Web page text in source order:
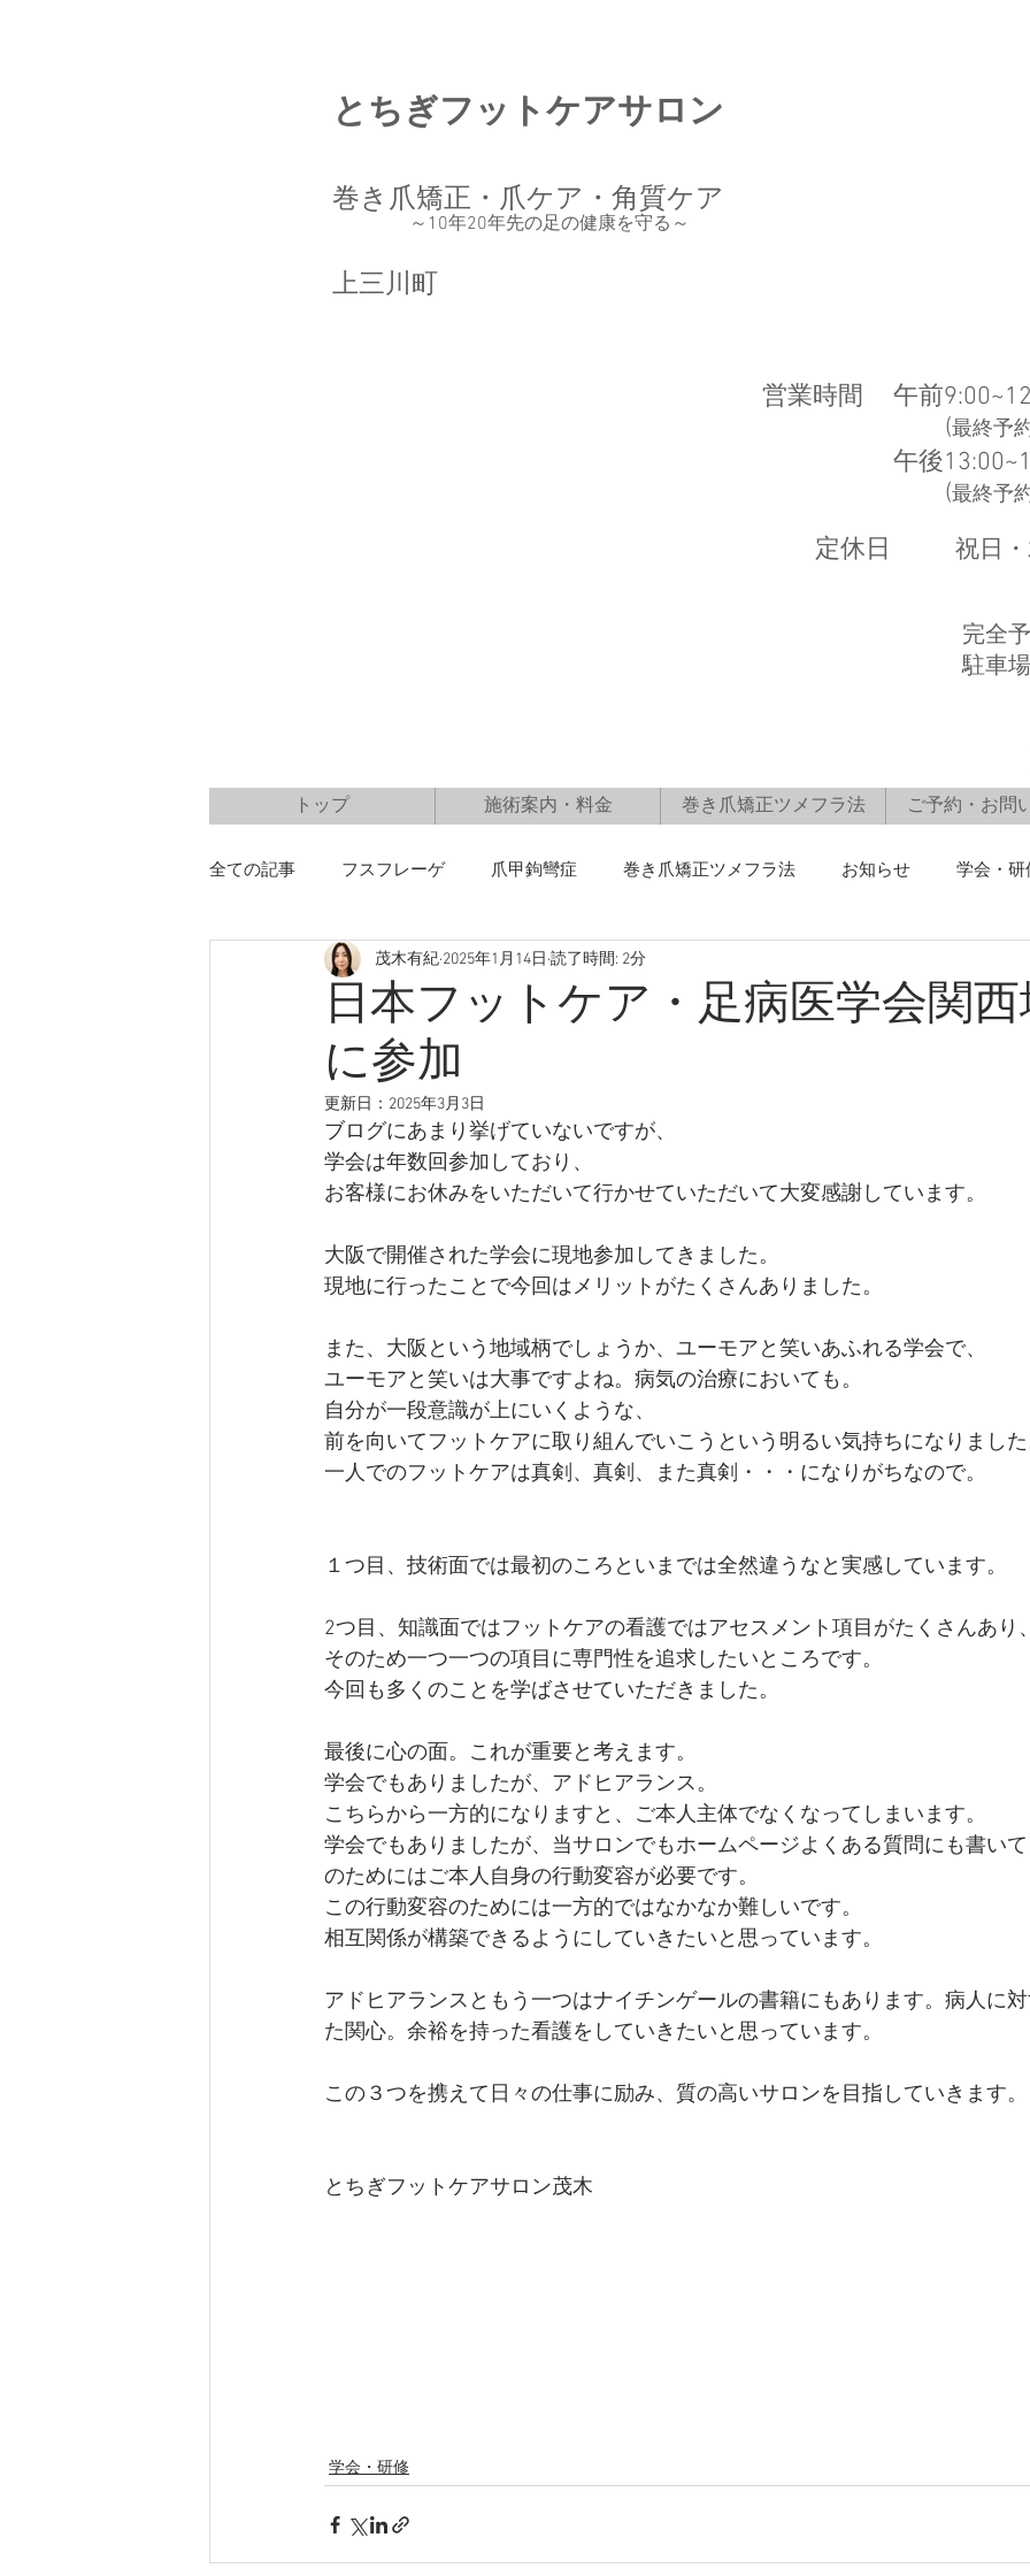
とちぎフットケア​​サロン
巻き爪矯正・爪ケア・角質ケア
上三川町
～10年20年先の足の健康を守る ～
​営業時間
午前
(最終予
午後
​ (最終予
​定休日 祝日
完全
駐車
トップ 施術案内・料金 巻き爪矯正ツメフラ法 ご予約・お問
全ての記事 フスフレーゲ 爪甲鉤彎症 巻き爪矯正ツメフラ法 お知らせ 学会・研
日本フットケア・足病医学会関
に参加
茂木有紀 2025年1月14日 読了時間: 2分
更新日： 2025年3月3日
ブログにあまり挙げていないですが、
学会は年数回参加しており、
お客様にお休みをいただいて行かせていただいて大変感謝しています。
大阪で開催された学会に現地参加してきました。
現地に行ったことで今回はメリットがたくさんありました。
また、大阪という地域柄でしょうか、ユーモアと笑いあふれる学会で、
ユーモアと笑いは大事ですよね。病気の治療においても。
自分が一段意識が上にいくような、
前を向いてフットケアに取り組んでいこうという明るい気持ちになりまし
一人でのフットケアは真剣、真剣、また真剣・・・になりがちなので。
１つ目、技術面では最初のころといまでは全然違うなと実感しています。
2つ目、知識面ではフットケアの看護ではアセスメント項目がたくさんあり
そのため一つ一つの項目に専門性を追求したいところです。
今回も多くのことを学ばさせていただきました。
最後に心の面。これが重要と考えます。
学会でもありましたが、アドヒアランス。
こちらから一方的になりますと、ご本人主体でなくなってしまいます。
学会でもありましたが、当サロンでもホームページよくある質問にも書い
のためにはご本人自身の行動変容が必要です。
この行動変容のためには一方的ではなかなか難しいです。
相互関係が構築できるようにしていきたいと思っています。
アドヒアランスともう一つはナイチンゲールの書籍にもあります。病人に
た関心。余裕を持った看護をしていきたいと思っています。
この３つを携えて日々の仕事に励み、質の高いサロンを目指していきます。
とちぎフットケアサロン茂木
学会・研修